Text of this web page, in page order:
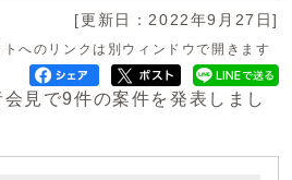
[更新日：2022年9月27日]
へのリンクは別ウィンドウで開きます
見で9件の案件を発表しまし